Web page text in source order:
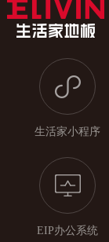
生活家小程序
EIP办公系统